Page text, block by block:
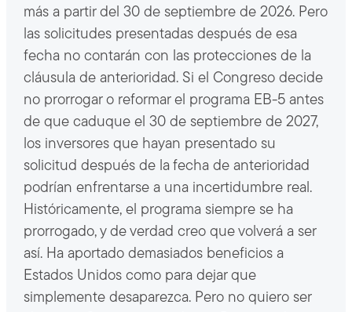
más a partir del 30 de septiembre de 2026. Pero
las solicitudes presentadas después de esa
fecha no contarán con las protecciones de la
cláusula de anterioridad. Si el Congreso decide
no prorrogar o reformar el programa EB-5 antes
de que caduque el 30 de septiembre de 2027,
los inversores que hayan presentado su
solicitud después de la fecha de anterioridad
podrían enfrentarse a una incertidumbre real.
Históricamente, el programa siempre se ha
prorrogado, y de verdad creo que volverá a ser
así. Ha aportado demasiados beneficios a
Estados Unidos como para dejar que
simplemente desaparezca. Pero no quiero ser